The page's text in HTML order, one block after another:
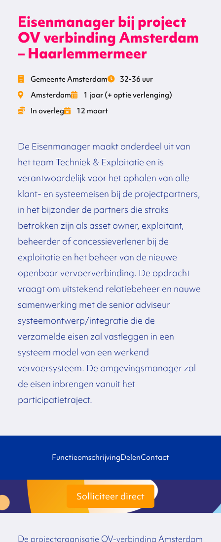
Eisenmanager bij project
OV verbinding Amsterdam
– Haarlemmermeer
Gemeente Amsterdam
32-36 uur
Amsterdam
1 jaar (+ optie verlenging)
In overleg
12 maart
De Eisenmanager maakt onderdeel uit van
het team Techniek & Exploitatie en is
verantwoordelijk voor het ophalen van alle
klant- en systeemeisen bij de projectpartners,
in het bijzonder de partners die straks
betrokken zijn als asset owner, exploitant,
beheerder of concessieverlener bij de
exploitatie en het beheer van de nieuwe
openbaar vervoerverbinding. De opdracht
vraagt om uitstekend relatiebeheer en nauwe
samenwerking met de senior adviseur
systeemontwerp/integratie die de
verzamelde eisen zal vastleggen in een
systeem model van een werkend
vervoersysteem. De omgevingsmanager zal
de eisen inbrengen vanuit het
participatietraject.
FunctieomschrijvingDelenContact
Solliciteer direct
De projectorganisatie OV-verbinding Amsterdam